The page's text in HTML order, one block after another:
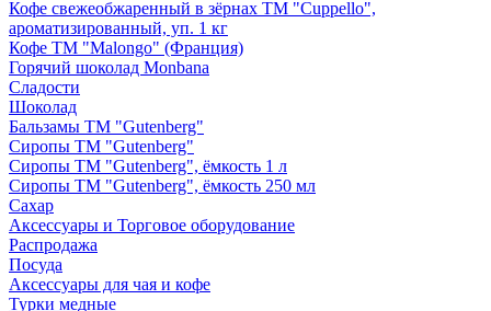
Кофе свежеобжаренный в зёрнах ТМ "Cuppello",
ароматизированный, уп. 1 кг
Кофе ТМ "Malongo" (Франция)
Горячий шоколад Monbana
Сладости
Шоколад
Бальзамы ТМ "Gutenberg"
Сиропы ТМ "Gutenberg"
Сиропы ТМ "Gutenberg", ёмкость 1 л
Сиропы ТМ "Gutenberg", ёмкость 250 мл
Сахар
Аксессуары и Торговое оборудование
Распродажа
Посуда
Аксессуары для чая и кофе
Турки медные